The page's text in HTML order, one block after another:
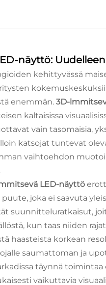
näyttö:
kehittyvässä
enemmän. 3D-
kaltaisissa
vain tasomaisia,
katsojat tuntevat
vaihtoehdon
LED-näyttö
joka ei saavuta
suunnitteluratkaisut,
kun taas niiden
haasteista korkean
saumattoman ja
täynnä
vaikuttavia